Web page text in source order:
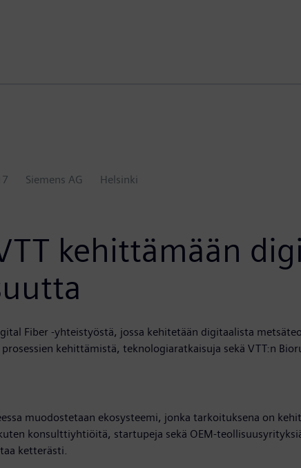
Siemens AG Helsinki
kehittämään
Fiber -yhteistyöstä, jossa kehitetään digitaalista
kehittämistä, teknologiaratkaisuja sekä VTT:n
muodostetaan ekosysteemi, jonka tarkoituksena on
konsulttiyhtiöitä, startupeja sekä OEM-
ketterästi.